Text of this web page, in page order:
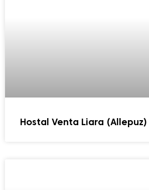
Hostal Venta Liara (Allepuz)